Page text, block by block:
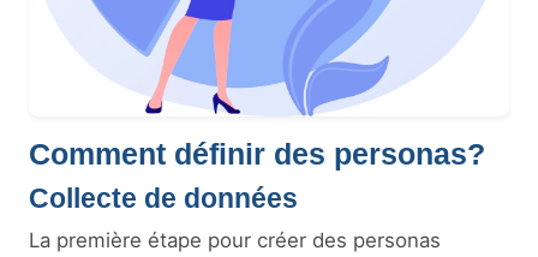
Comment définir des personas?
Collecte de données
La première étape pour créer des personas